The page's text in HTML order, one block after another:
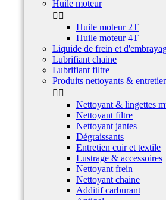
Huile moteur
 
Huile moteur 2T
Huile moteur 4T
Liquide de frein et
Lubrifiant chaine
Lubrifiant filtre
Produits nettoyants &
 
Nettoyant & lingettes
Nettoyant filtre
Nettoyant jantes
Dégraissants
Entretien cuir et textile
Lustrage & accessoires
Nettoyant frein
Nettoyant chaine
Additif carburant